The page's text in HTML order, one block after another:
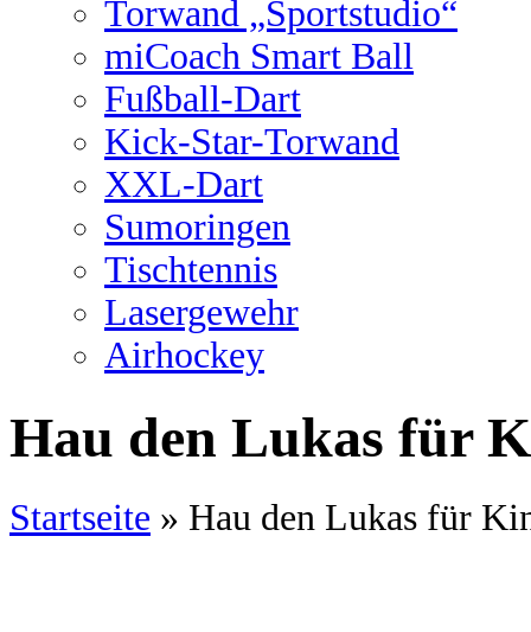
Torwand „Sportstudio“
miCoach Smart Ball
Fußball-Dart
Kick-Star-Torwand
XXL-Dart
Sumoringen
Tischtennis
Lasergewehr
Airhockey
Hau den Lukas für
Startseite » Hau den Lukas für